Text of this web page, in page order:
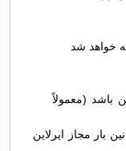
خواهد شد
باشد (معمولاً
بار مجاز ایرلاین